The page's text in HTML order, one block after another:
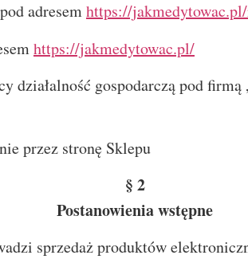
adresemhttps://
https://jakmedytowac.pl/
gospodarczą pod
przez stronę Sklepu
§ 2
Postanowienia wstępne
sprzedaż produktów